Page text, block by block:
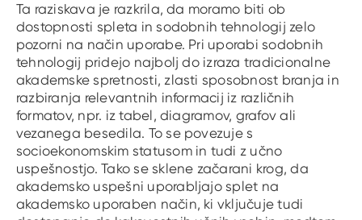
Ta raziskava je razkrila, da moramo biti ob
dostopnosti spleta in sodobnih tehnologij zelo
pozorni na način uporabe. Pri uporabi sodobnih
tehnologij pridejo najbolj do izraza tradicionalne
akademske spretnosti, zlasti sposobnost branja in
razbiranja relevantnih informacij iz različnih
formatov, npr. iz tabel, diagramov, grafov ali
vezanega besedila. To se povezuje s
socioekonomskim statusom in tudi z učno
uspešnostjo. Tako se sklene začarani krog, da
akademsko uspešni uporabljajo splet na
akademsko uporaben način, ki vključuje tudi